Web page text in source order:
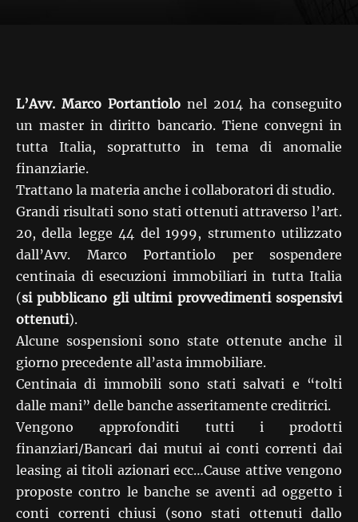
L’Avv. Marco Portantiolo nel 2014 ha conseguito
un master in diritto bancario. Tiene convegni in
tutta Italia, soprattutto in tema di anomalie
finanziarie.
Trattano la materia anche i collaboratori di studio.
Grandi risultati sono stati ottenuti attraverso l’art.
20, della legge 44 del 1999, strumento utilizzato
dall’Avv. Marco Portantiolo per sospendere
centinaia di esecuzioni immobiliari in tutta Italia
(si pubblicano gli ultimi provvedimenti sospensivi
ottenuti).
Alcune sospensioni sono state ottenute anche il
giorno precedente all’asta immobiliare.
Centinaia di immobili sono stati salvati e “tolti
dalle mani” delle banche asseritamente creditrici.
Vengono approfonditi tutti i prodotti
finanziari/Bancari dai mutui ai conti correnti dai
leasing ai titoli azionari ecc…Cause attive vengono
proposte contro le banche se aventi ad oggetto i
conti correnti chiusi (sono stati ottenuti dallo